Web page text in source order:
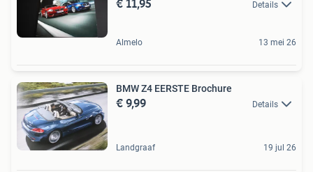
Details
Almelo 13 mei 26
BMW Z4 EERSTE Brochure
€ 9,99 Details
Landgraaf 19 jul 26